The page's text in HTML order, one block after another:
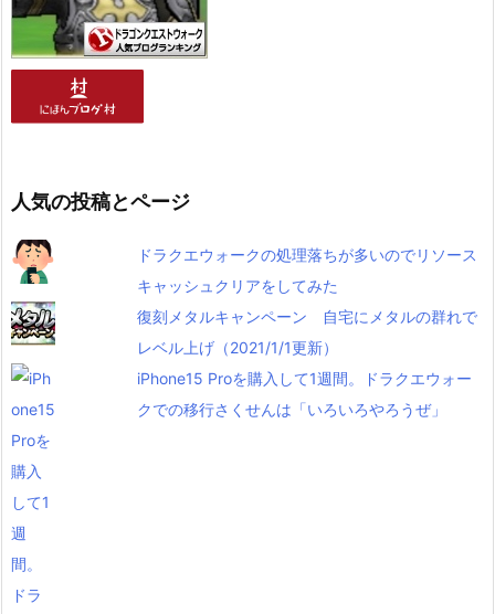
人気の投稿とページ
ドラクエウォークの処理落ちが多いのでリソース
キャッシュクリアをしてみた
復刻メタルキャンペーン 自宅にメタルの群れで
レベル上げ（2021/1/1更新）
iPhone15 Proを購入して1週間。ドラクエウォー
クでの移行さくせんは「いろいろやろうぜ」